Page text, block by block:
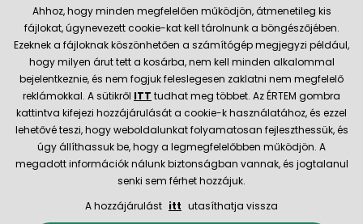
Szerviz és támogatás
Aktuális információk
Szállítás és fizetési módok
Megbízható kereskedő
Ahhoz, hogy minden megfelelően működjön, átmenetileg kis
fájlokat, úgynevezett cookie-kat kell tárolnunk a böngészőjében.
Ezeknek a fájloknak köszönhetően a számítógép megjegyzi például,
hogy milyen árut tett a kosárba, nem kell minden alkalommal
bejelentkeznie, és nem fogjuk feleslegesen zaklatni nem megfelelő
reklámokkal. A sütikről ITT tudhat meg többet. Az ÉRTEM gombra
kattintva kifejezi hozzájárulását a cookie-k használatához, és ezzel
lehetővé teszi, hogy weboldalunkat folyamatosan fejleszthessük, és
úgy állíthassuk be, hogy a legmegfelelőbben működjön. A
megadott információk nálunk biztonságban vannak, és jogtalanul
senki sem férhet hozzájuk.
A hozzájárulást itt utasíthatja vissza